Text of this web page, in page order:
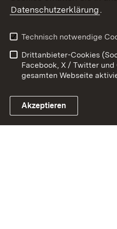
Link zum Landesportal
Kontakt
Impressum
Datenschutzerklärung.
Technisch notwendige
Drittanbieter-Cookies
Facebook, X / Twitter
gesamten Webseite
Akzeptieren